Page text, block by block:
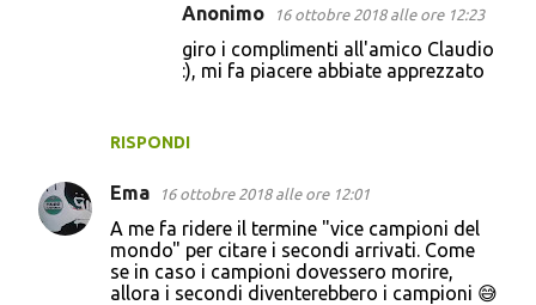
RISPONDI
Anonimo 16 ottobre 2018 alle ore 12:23
giro i complimenti all'amico Claudio
:), mi fa piacere abbiate apprezzato
Ema 16 ottobre 2018 alle ore 12:01
A me fa ridere il termine "vice campioni del
mondo" per citare i secondi arrivati. Come
se in caso i campioni dovessero morire,
allora i secondi diventerebbero i campioni 😅